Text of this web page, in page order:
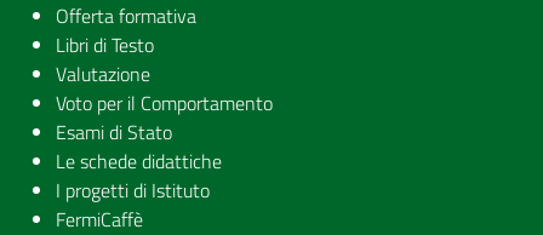
Offerta formativa
Libri di Testo
Valutazione
Voto per il Comportamento
Esami di Stato
Le schede didattiche
I progetti di Istituto
FermiCaffè